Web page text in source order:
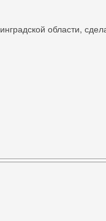
области,